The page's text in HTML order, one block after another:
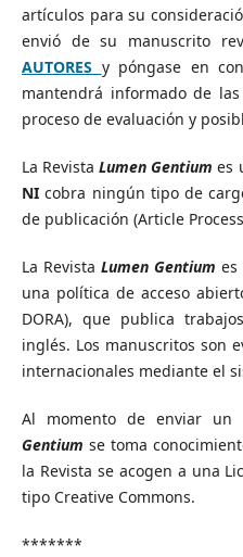
artículos para su
envió de su manuscrito
AUTORES y póngase en
mantendrá informado de
proceso de evaluación y
La RevistaLumen Gentium es
NIcobra ningún tipo de
de publicación (Article
La Revista Lumen Gentium es
una política de acceso
DORA), que publica
inglés. Los manuscritos son
internacionales mediante el
Al momento de enviar
Gentium se toma
la Revista se acogen a una
tipo Creative Commons.
*******